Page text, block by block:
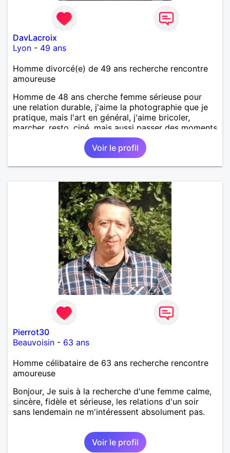
DavLacroix
Lyon - 49 ans
Homme divorcé(e) de 49 ans recherche rencontre
amoureuse
Homme de 48 ans cherche femme sérieuse pour
une relation durable, j'aime la photographie que je
pratique, mais l'art en général, j'aime bricoler,
marcher, resto, ciné, mais aussi passer des moments
calme devant un bon film ou une série avec un
plateau repas. le reste est à découvrir.
Voir le profil
Pierrot30
Beauvoisin - 63 ans
Homme célibataire de 63 ans recherche rencontre
amoureuse
Bonjour, Je suis à la recherche d'une femme calme,
sincère, fidèle et sérieuse, les relations d'un soir
sans lendemain ne m'intéressent absolument pas.
Voir le profil